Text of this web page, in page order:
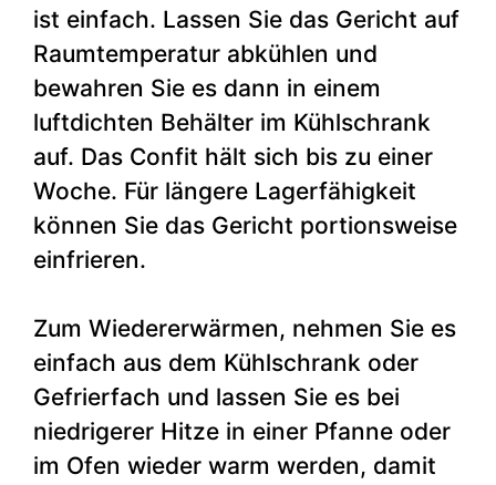
ist einfach. Lassen Sie das Gericht auf
Raumtemperatur abkühlen und
bewahren Sie es dann in einem
luftdichten Behälter im Kühlschrank
auf. Das Confit hält sich bis zu einer
Woche. Für längere Lagerfähigkeit
können Sie das Gericht portionsweise
einfrieren.
Zum Wiedererwärmen, nehmen Sie es
einfach aus dem Kühlschrank oder
Gefrierfach und lassen Sie es bei
niedrigerer Hitze in einer Pfanne oder
im Ofen wieder warm werden, damit